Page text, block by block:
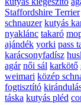
Staffordshire Terrier
schnauzer kutyás
nyaklánc takaró
ajándék yorki pass
karácsonyfadísz
agár női sál karkötő
weimari közép
fogtisztító
táska kutyás pléd